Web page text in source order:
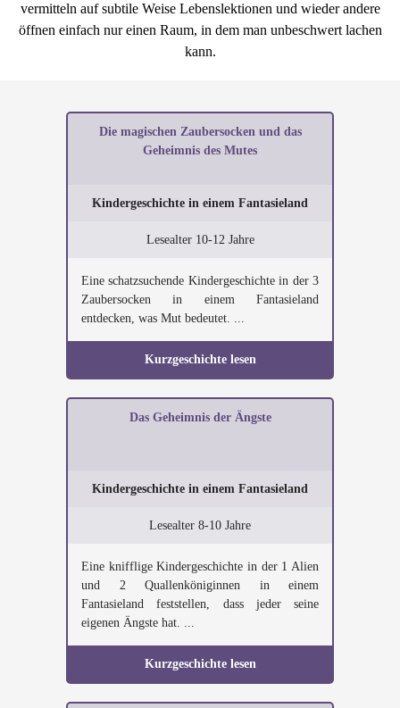
vermitteln auf subtile Weise Lebenslektionen und wieder andere
öffnen einfach nur einen Raum, in dem man unbeschwert lachen
kann.
Die magischen Zaubersocken und das
Geheimnis des Mutes
Kindergeschichte in einem Fantasieland
Lesealter 10-12 Jahre
Eine schatzsuchende Kindergeschichte in der 3
Zaubersocken in einem Fantasieland
entdecken, was Mut bedeutet. ...
Kurzgeschichte lesen
Das Geheimnis der Ängste
Kindergeschichte in einem Fantasieland
Lesealter 8-10 Jahre
Eine knifflige Kindergeschichte in der 1 Alien
und 2 Quallenköniginnen in einem
Fantasieland feststellen, dass jeder seine
eigenen Ängste hat. ...
Kurzgeschichte lesen